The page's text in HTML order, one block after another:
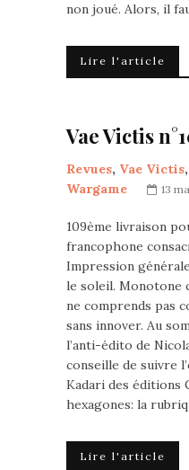
non joué. Alors, il
Lire l'article
Vae Victis
Revues, Vae Victis,
Wargame
13
109ème livraison
francophone
Impression
le soleil. Monotone
ne comprends pas
sans innover. Au
l’anti-édito de
conseille de suivre
Kadari des éditions
hexagones: la
Lire l'article